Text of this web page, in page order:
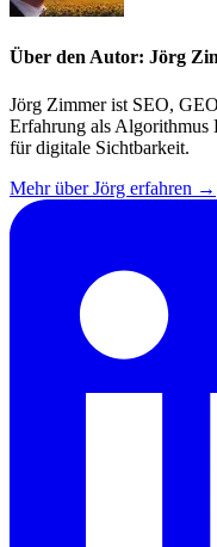
Über den Autor: Jörg
Jörg Zimmer ist SEO,
Erfahrung als Algorithmus
für digitale Sichtbarkeit.
Mehr über Jörg erfahren →